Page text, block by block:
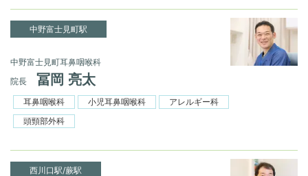
中野富士見町駅
中野富士見町耳鼻咽喉科
院長
冨岡 亮太
耳鼻咽喉科 小児耳鼻咽喉科
アレルギー科
頭頸部外科
西川口駅/蕨駅